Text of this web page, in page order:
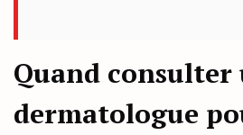
Quand consulter
dermatologue